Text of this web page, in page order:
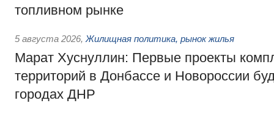
топливном рынке
5 августа 2026, Жилищная политика, рынок жилья
Марат Хуснуллин: Первые проекты
территорий в Донбассе и Новороссии
городах ДНР